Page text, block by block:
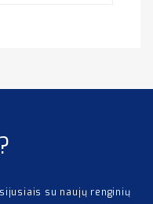
su naujų renginių